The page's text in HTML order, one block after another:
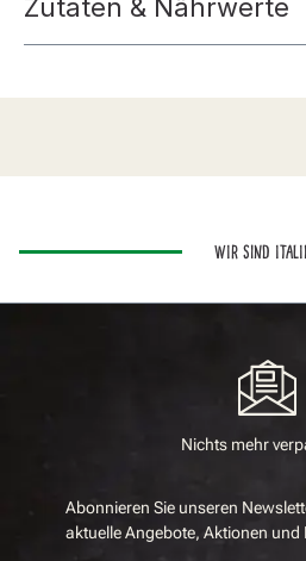
Zutaten & Nährwerte
WIR SIND
Nichts mehr
Abonnieren Sie unseren
aktuelle Angebote, Aktionen